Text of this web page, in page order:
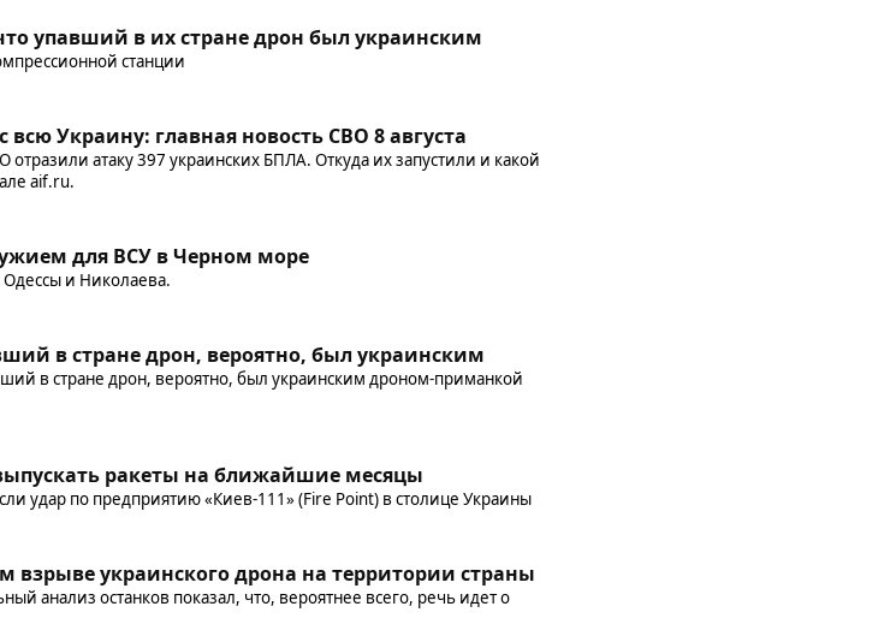
упавший в их стране дрон был украинским
станции
Украину: главная новость СВО 8 августа
отразили атаку 397 украинских БПЛА. Откуда их запустили и какой
aif.ru.
для ВСУ в Черном море
и Николаева.
в стране дрон, вероятно, был украинским
в стране дрон, вероятно, был украинским дроном-приманкой
ракеты на ближайшие месяцы
удар по предприятию «Киев-111» (Fire Point) в столице Украины
взрыве украинского дрона на территории страны
анализ останков показал, что, вероятнее всего, речь идет о